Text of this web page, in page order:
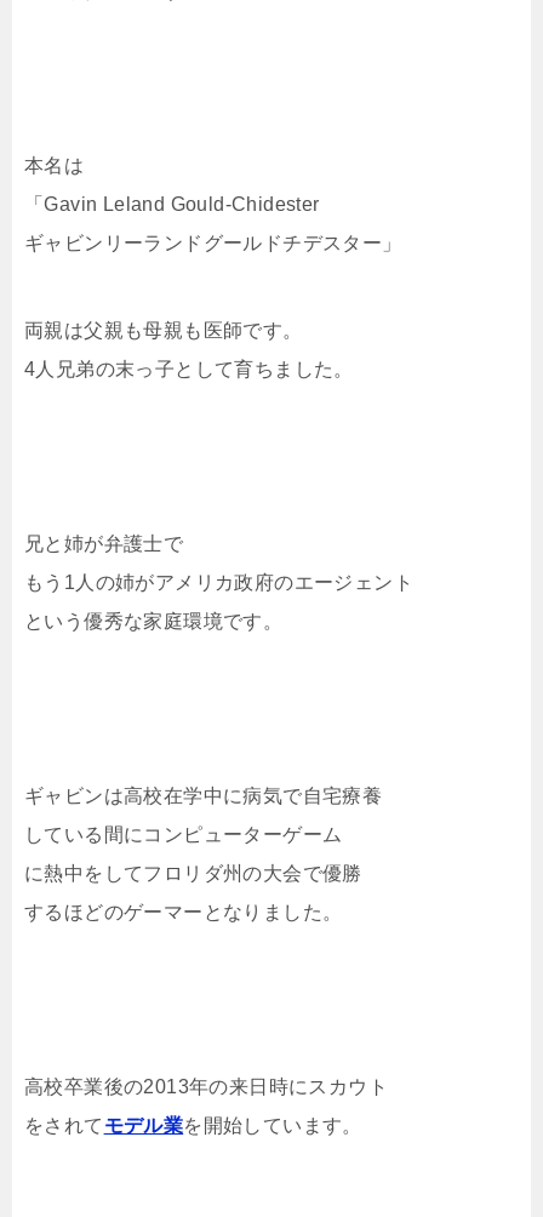
本名は
「Gavin Leland Gould-Chidester
ギャビンリーランドグールドチデスター」
両親は父親も母親も医師です。
4人兄弟の末っ子として育ちました。
兄と姉が弁護士で
もう1人の姉がアメリカ政府のエージェント
という優秀な家庭環境です。
ギャビンは高校在学中に病気で自宅療養
している間にコンピューターゲーム
に熱中をしてフロリダ州の大会で優勝
するほどのゲーマーとなりました。
高校卒業後の2013年の来日時にスカウト
をされて モデル業を開始しています。